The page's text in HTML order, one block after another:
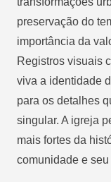
preservação do
importância da
Registros visuais
viva a identidade
para os detalhes
singular. A igreja
mais fortes da
comunidade e seu